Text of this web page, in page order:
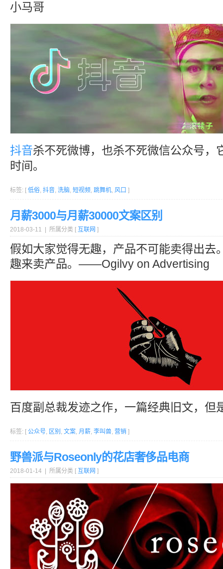
小马哥
抖音杀不死微博，也杀不死微信公众号，
时间。
标签: [ 低俗, 抖音, 洗脑, 短视频, 跳舞机, 风口 ]
月薪3000与月薪30000文案区别
2018-03-11 | 所属分类 [ 互联网 ]
假如大家觉得无趣，产品不可能卖得出去
趣来卖产品。——Ogilvy on Advertising
百度副总裁发迹之作，一篇经典旧文，但
标签: [ 公众号, 区别 , 文案, 月薪, 李叫兽, 营销 ]
野兽派与Roseonly的花店奢侈品电商
2018-01-14 | 所属分类 [ 互联网 ]